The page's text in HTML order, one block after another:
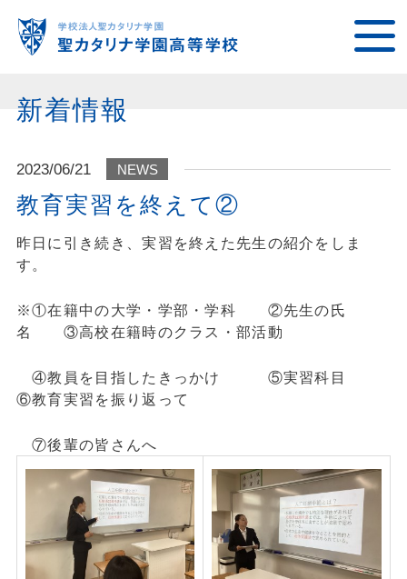
新着情報
2023/06/21 NEWS
教育実習を終えて②
昨日に引き続き、実習を終えた先生の紹介をしま
す。
※①在籍中の大学・学部・学科 ②先生の氏
名 ③高校在籍時のクラス・部活動
④教員を目指したきっかけ ⑤実習科目
⑥教育実習を振り返って
⑦後輩の皆さんへ